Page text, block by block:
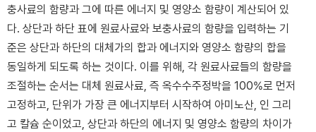
충사료의 함량과 그에 따른 에너지 및 영양소 함량이 계산되어 있
다. 상단과 하단 표에 원료사료와 보충사료의 함량을 입력하는 기
준은 상단과 하단의 대체가의 합과 에너지와 영양소 함량의 합을
동일하게 되도록 하는 것이다. 이를 위해, 각 원료사료들의 함량을
조절하는 순서는 대체 원료사료, 즉 옥수수주정박을 100%로 먼저
고정하고, 단위가 가장 큰 에너지부터 시작하여 아미노산, 인 그리
고 칼슘 순이었고, 상단과 하단의 에너지 및 영양소 함량의 차이가